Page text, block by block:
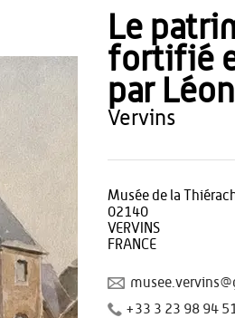
Le
fortifié
par
vervins
Musée de la
02140
VERVINS
FRANCE
+33 3 23 98 94 51